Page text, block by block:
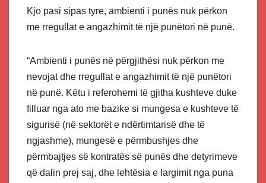
Kjo pasi sipas tyre, ambienti i punës nuk përkon
me rregullat e angazhimit të një punëtori në punë.
“Ambienti i punës në përgjithësi nuk përkon me
nevojat dhe rregullat e angazhimit të një punëtori
në punë. Këtu i referohemi të gjitha kushteve duke
filluar nga ato me bazike si mungesa e kushteve të
sigurisë (në sektorët e ndërtimtarisë dhe të
ngjashme), mungesë e përmbushjes dhe
përmbajtjes së kontratës së punës dhe detyrimeve
që dalin prej saj, dhe lehtësia e largimit nga puna